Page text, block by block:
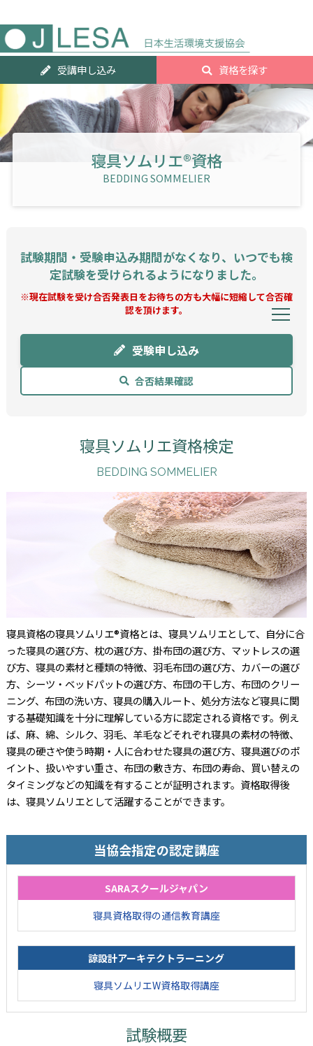
グ
受講申し込み 資格を探す
寝具ソムリエ®資格
BEDDING SOMMELIER
試験期間・受験申込み期間がなくなり、いつでも検
定試験を受けられるようになりました。
※現在試験を受け合否発表日をお待ちの方も大幅に短縮して合否確
認を頂けます。
受験申し込み
合否結果確認
寝具ソムリエ資格検定
BEDDING SOMMELIER
寝具資格の寝具ソムリエ®資格とは、寝具ソムリエとして、自分に合
った寝具の選び方、枕の選び方、掛布団の選び方、マットレスの選
び方、寝具の素材と種類の特徴、羽毛布団の選び方、カバーの選び
方、シーツ・ベッドパットの選び方、布団の干し方、布団のクリー
ニング、布団の洗い方、寝具の購入ルート、処分方法など寝具に関
する基礎知識を十分に理解している方に認定される資格です。例え
ば、麻、綿、シルク、羽毛、羊毛などそれぞれ寝具の素材の特徴、
寝具の硬さや使う時期・人に合わせた寝具の選び方、寝具選びのポ
イント、扱いやすい重さ、布団の敷き方、布団の寿命、買い替えの
タイミングなどの知識を有することが証明されます。資格取得後
は、寝具ソムリエとして活躍することができます。
当協会指定の認定講座
SARAスクールジャパン
寝具資格取得の通信教育講座
諒設計アーキテクトラーニング
寝具ソムリエW資格取得講座
試験概要